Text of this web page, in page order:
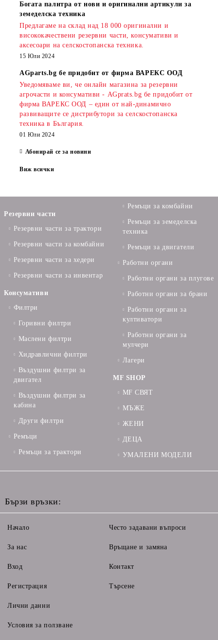
Богата палитра от нови и оригинални артикули за
земеделска техника
Предлагаме на склад над 18 000 оригинални и
висококачествени резервни части, консумативи и
аксесоари на селскостопанска техника.
15 Юли 2024
AGparts.bg бе придобит от фирма ВАРЕКС ООД
Уведомяваме ви, че онлайн магазина за резервни
агрочасти и консумативи - AGprats.bg бе придобит от
фирма ВАРЕКС ООД – един от най-динамично
развиващите се дистрибутори за селскостопанска
техника в България.
01 Юли 2024
Абонирай се за новини
Виж всички
Резервни части
Резервни части за трактори
Резервни части за комбайни
Резервни части за хедери
Резервни части за инвентар
Консумативи
Филтри
Горивни филтри
Маслени филтри
Хидравлични филтри
Въздушни филтри за
двигател
Въздушни филтри за
кабина
Други филтри
Ремъци
Ремъци за трактори
Ремъци за комбайни
Ремъци за земеделска
техника
Ремъци за двигатели
Работни органи
Работни органи за плугове
Работни органи за брани
Работни органи за
култиватори
Работни органи за
мулчери
Лагери
MF SHOP
MF СВЯТ
МЪЖЕ
ЖЕНИ
ДЕЦА
УМАЛЕНИ МОДЕЛИ
Бързи връзки:
Начало
За нас
Вход
Регистрация
Често задавани въпроси
Връщане и замяна
Контакт
Търсене
Лични данни
Условия за ползване